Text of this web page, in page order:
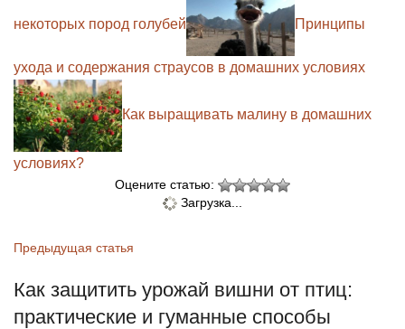
некоторых пород голубей Принципы
ухода и содержания страусов в домашних условиях
Как выращивать малину в домашних
условиях?
Оцените статью:
Загрузка...
Предыдущая статья
Как защитить урожай вишни от птиц:
практические и гуманные способы